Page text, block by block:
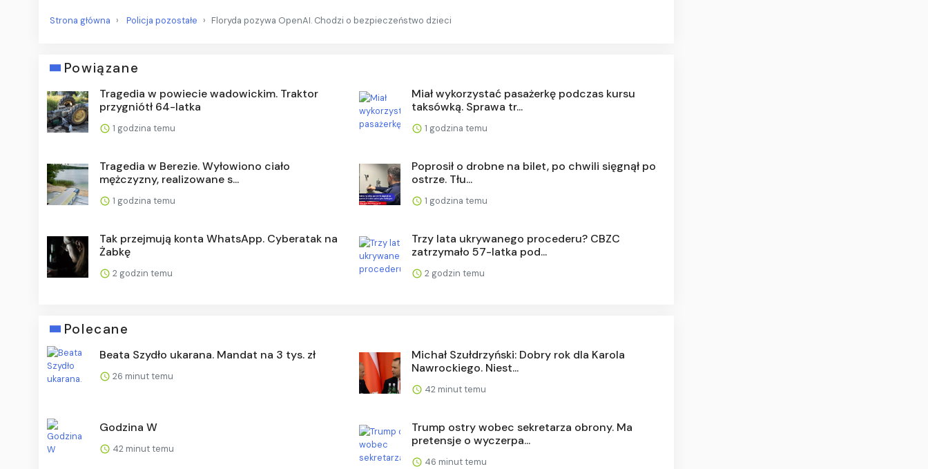
Strona główna Policja pozostałe Floryda pozywa OpenAI. Chodzi o bezpieczeństwo dzieci
Powiązane
Tragedia w powiecie wadowickim. Traktor
przygniótł 64-latka
1 godzina temu
Miał wykorzystać pasażerkę podczas kursu
taksówką. Sprawa tr...
1 godzina temu
Tragedia w Berezie. Wyłowiono ciało
mężczyzny, realizowane s...
1 godzina temu
Poprosił o drobne na bilet, po chwili sięgnął po
ostrze. Tłu...
1 godzina temu
Tak przejmują konta WhatsApp. Cyberatak na
Żabkę
2 godzin temu
Trzy lata ukrywanego procederu? CBZC
zatrzymało 57-latka pod...
2 godzin temu
Polecane
Beata Szydło ukarana. Mandat na 3 tys. zł
26 minut temu
Michał Szułdrzyński: Dobry rok dla Karola
Nawrockiego. Niest...
42 minut temu
Godzina W
42 minut temu
Trump ostry wobec sekretarza obrony. Ma
pretensje o wyczerpa...
46 minut temu